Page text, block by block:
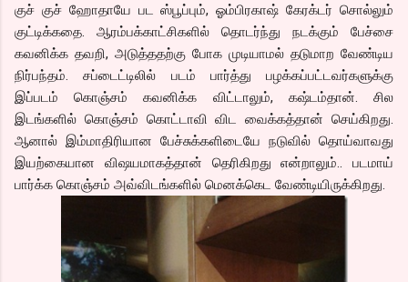
குச் குச் ஹோதாயே பட ஸ்பூப்பும், ஓம்பிரகாஷ் கேரக்டர் சொல்லும்
குட்டிக்கதை. ஆரம்பக்காட்சிகளில் தொடர்ந்து நடக்கும் பேச்சை
கவனிக்க தவறி, அடுத்ததற்கு போக முடியாமல் தடுமாற வேண்டிய
நிர்பந்தம். சப்டைட்டிலில் படம் பார்த்து பழக்கப்பட்டவர்களுக்கு
இப்படம் கொஞ்சம் கவனிக்க விட்டாலும், கஷ்டம்தான். சில
இடங்களில் கொஞ்சம் கொட்டாவி விட வைக்கத்தான் செய்கிறது.
ஆனால் இம்மாதிரியான பேச்சுக்களிடையே நடுவில் தொய்வாவது
இயற்கையான விஷயமாகத்தான் தெரிகிறது என்றாலும்.. படமாய்
பார்க்க கொஞ்சம் அவ்விடங்களில் மெனக்கெட வேண்டியிருக்கிறது.